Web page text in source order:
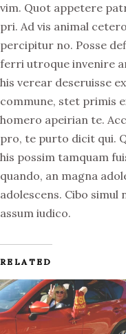
vim. Quot appetere
pri. Ad vis animal
percipitur no. Posse
ferri utroque invenire
his verear deseruisse
commune, stet primis
homero apeirian te.
pro, te purto dicit qui.
his possim tamquam
quando, an magna
adolescens. Cibo simul
assum iudico.
RELATED